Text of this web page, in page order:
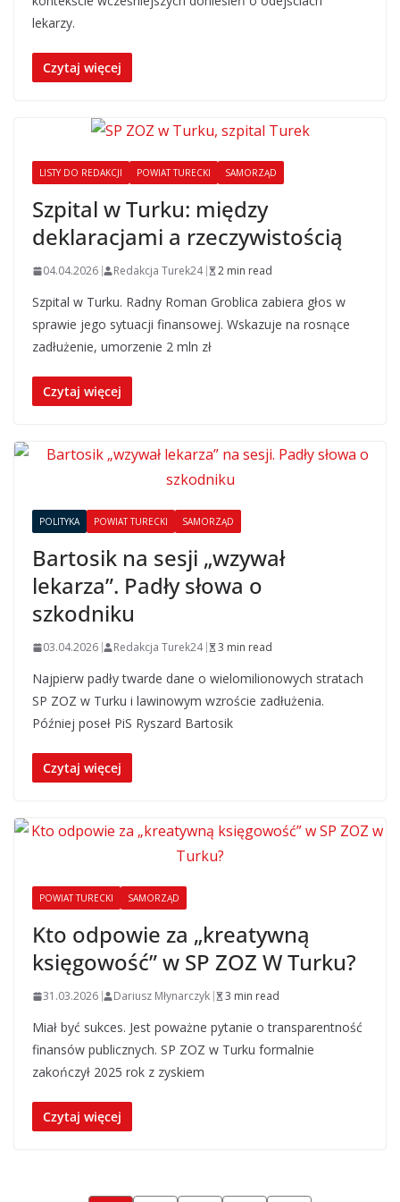
lekarzy.
Czytaj więcej
LISTY DO REDAKCJI POWIAT TURECKI SAMORZĄD
Szpital w Turku: między
deklaracjami a rzeczywistością
04.04.2026 Redakcja Turek24 2 min read
Szpital w Turku. Radny Roman Groblica zabiera głos w
sprawie jego sytuacji finansowej. Wskazuje na rosnące
zadłużenie, umorzenie 2 mln zł
Czytaj więcej
POLITYKA POWIAT TURECKI SAMORZĄD
Bartosik na sesji „wzywał
lekarza”. Padły słowa o
szkodniku
03.04.2026 Redakcja Turek24 3 min read
Najpierw padły twarde dane o wielomilionowych stratach
SP ZOZ w Turku i lawinowym wzroście zadłużenia.
Później poseł PiS Ryszard Bartosik
Czytaj więcej
POWIAT TURECKI SAMORZĄD
Kto odpowie za „kreatywną
księgowość” w SP ZOZ W Turku?
31.03.2026 Dariusz Młynarczyk 3 min read
Miał być sukces. Jest poważne pytanie o transparentność
finansów publicznych. SP ZOZ w Turku formalnie
zakończył 2025 rok z zyskiem
Czytaj więcej